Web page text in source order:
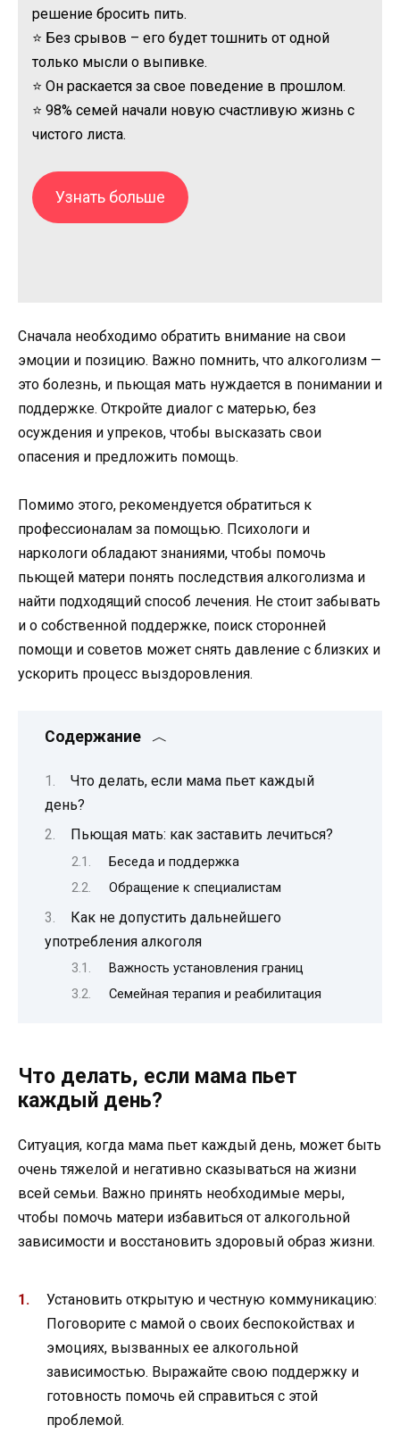
решение бросить пить.
⭐ Без срывов – его будет тошнить от одной
только мысли о выпивке.
⭐ Он раскается за свое поведение в прошлом.
⭐ 98% семей начали новую счастливую жизнь с
чистого листа.
Узнать больше
Сначала необходимо обратить внимание на свои
эмоции и позицию. Важно помнить, что алкоголизм —
это болезнь, и пьющая мать нуждается в понимании и
поддержке. Откройте диалог с матерью, без
осуждения и упреков, чтобы высказать свои
опасения и предложить помощь.
Помимо этого, рекомендуется обратиться к
профессионалам за помощью. Психологи и
наркологи обладают знаниями, чтобы помочь
пьющей матери понять последствия алкоголизма и
найти подходящий способ лечения. Не стоит забывать
и о собственной поддержке, поиск сторонней
помощи и советов может снять давление с близких и
ускорить процесс выздоровления.
Содержание
Что делать, если мама пьет каждый
день?
Пьющая мать: как заставить лечиться?
Беседа и поддержка
Обращение к специалистам
Как не допустить дальнейшего
употребления алкоголя
Важность установления границ
Семейная терапия и реабилитация
Что делать, если мама пьет
каждый день?
Ситуация, когда мама пьет каждый день, может быть
очень тяжелой и негативно сказываться на жизни
всей семьи. Важно принять необходимые меры,
чтобы помочь матери избавиться от алкогольной
зависимости и восстановить здоровый образ жизни.
Установить открытую и честную коммуникацию:
Поговорите с мамой о своих беспокойствах и
эмоциях, вызванных ее алкогольной
зависимостью. Выражайте свою поддержку и
готовность помочь ей справиться с этой
проблемой.